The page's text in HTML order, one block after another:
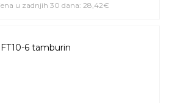
u zadnjih 30 dana: 28,42€
6 tamburin